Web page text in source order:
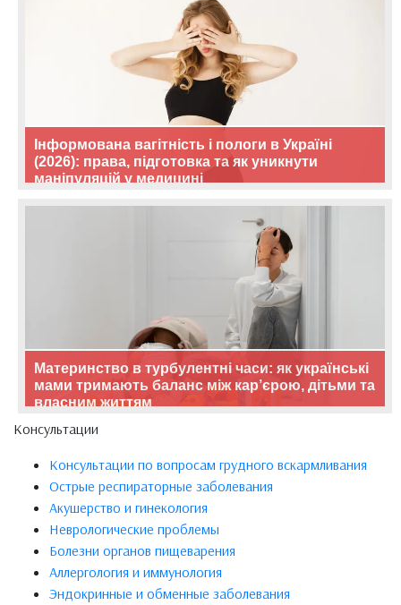
Інформована вагітність і пологи в Україні
(2026): права, підготовка та як уникнути
маніпуляцій у медицині
Материнство в турбулентні часи: як українські
мами тримають баланс між кар’єрою, дітьми та
власним життям
Консультации
Консультации по вопросам грудного вскармливания
Острые респираторные заболевания
Акушерство и гинекология
Неврологические проблемы
Болезни органов пищеварения
Аллергология и иммунология
Эндокринные и обменные заболевания